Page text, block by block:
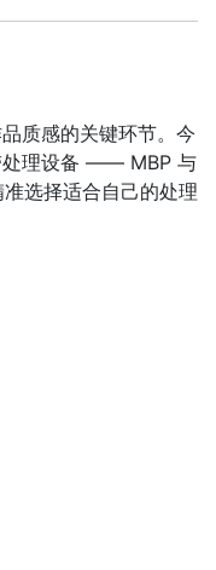
质感的关键环节。今
处理设备 —— MBP 与
选择适合自己的处理